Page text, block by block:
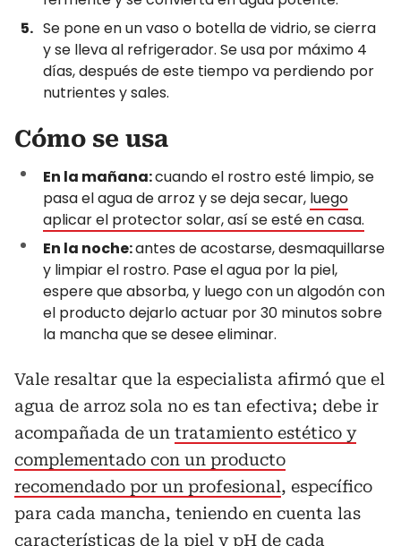
Se pone en un vaso o botella de vidrio, se cierra
y se lleva al refrigerador. Se usa por máximo 4
días, después de este tiempo va perdiendo por
nutrientes y sales.
Cómo se usa
En la mañana:cuando el rostro esté limpio, se
pasa el agua de arroz y se deja secar, luego
aplicar el protector solar, así se esté en casa.
En la noche:antes de acostarse, desmaquillarse
y limpiar el rostro. Pase el agua por la piel,
espere que absorba, y luego con un algodón con
el producto dejarlo actuar por 30 minutos sobre
la mancha que se desee eliminar.
Vale resaltar que la especialista afirmó que el
agua de arroz sola no es tan efectiva; debe ir
acompañada de un tratamiento estético y
complementado con un producto
recomendado por un profesional, específico
para cada mancha, teniendo en cuenta las
características de la piel y pH de cada